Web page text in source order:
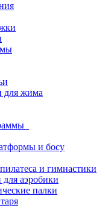
для жима
и босу
и гимнастики
аэробики
палки